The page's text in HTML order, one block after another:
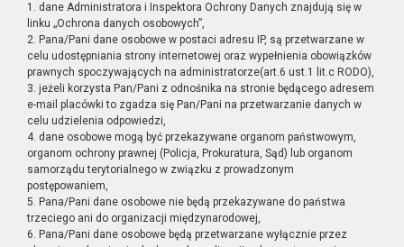
1. dane Administratora i Inspektora Ochrony Danych znajdują się w
linku „Ochrona danych osobowych”,
2. Pana/Pani dane osobowe w postaci adresu IP, są przetwarzane w
celu udostępniania strony internetowej oraz wypełnienia obowiązków
prawnych spoczywających na administratorze(art.6 ust.1 lit.c RODO),
3. jeżeli korzysta Pan/Pani z odnośnika na stronie będącego adresem
e-mail placówki to zgadza się Pan/Pani na przetwarzanie danych w
celu udzielenia odpowiedzi,
4. dane osobowe mogą być przekazywane organom państwowym,
organom ochrony prawnej (Policja, Prokuratura, Sąd) lub organom
samorządu terytorialnego w związku z prowadzonym
postępowaniem,
5. Pana/Pani dane osobowe nie będą przekazywane do państwa
trzeciego ani do organizacji międzynarodowej,
6. Pana/Pani dane osobowe będą przetwarzane wyłącznie przez